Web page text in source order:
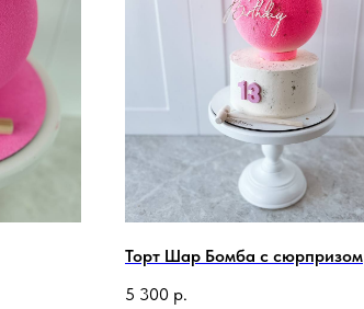
Торт Шар Бомба с сюрпризом
5 300 р.